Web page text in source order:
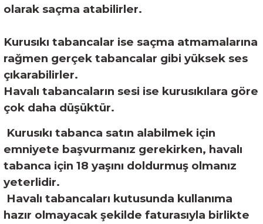
olarak saçma atabilirler.
Kurusıkı tabancalar ise saçma atmamalarına
rağmen gerçek tabancalar gibi yüksek ses
çıkarabilirler.
Havalı tabancaların sesi ise kurusıkılara göre
çok daha düşüktür.
Kurusıkı tabanca satın alabilmek için
emniyete başvurmanız gerekirken, havalı
tabanca için 18 yaşını doldurmuş olmanız
yeterlidir.
Havalı tabancaları kutusunda kullanıma
hazır olmayacak şekilde faturasıyla birlikte